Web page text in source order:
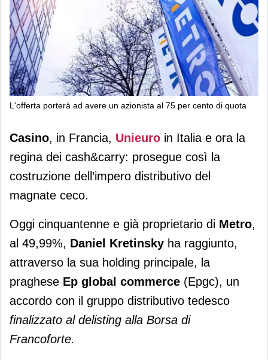
L'offerta porterà ad avere un azionista al 75 per cento di quota
Dopo Unieuro, Daniel Kretinsky
scalerà Metro
Casino, in Francia, Unieuro in Italia e ora la
regina dei cash&carry: prosegue così la
costruzione dell’impero distributivo del
magnate ceco.
Oggi cinquantenne e già proprietario di Metro,
al 49,99%, Daniel Kretinsky ha raggiunto,
attraverso la sua holding principale, la
praghese Ep global commerce (Epgc), un
accordo con il gruppo distributivo tedesco
finalizzato al delisting alla Borsa di
Francoforte.